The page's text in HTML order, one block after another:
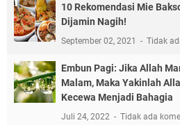
10 Rekomendasi Mie
Dijamin Nagih!
September 02, 2021 Tidak
Embun Pagi: Jika Allah
Malam, Maka Yakinlah
Kecewa Menjadi Bahagia
Juli 24, 2022 Tidak ada